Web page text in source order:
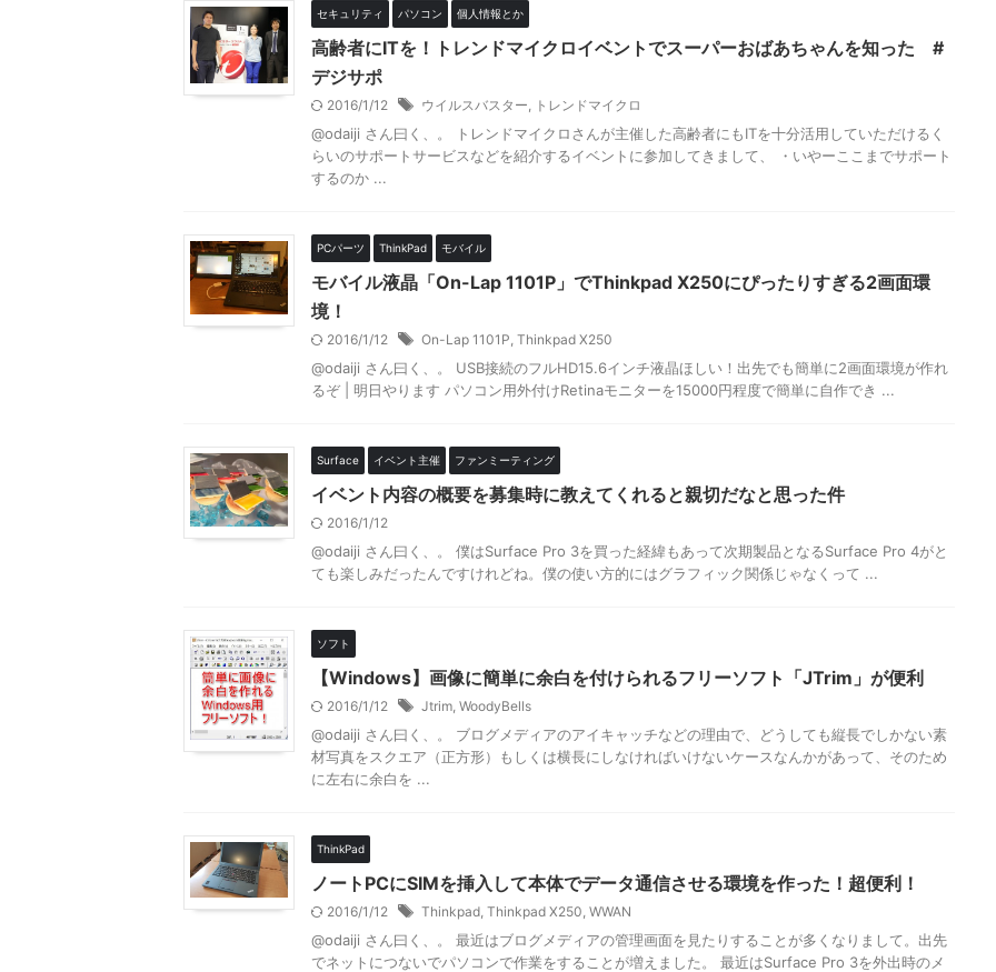
セキュリティ パソコン 個人情報とか
高齢者にITを！トレンドマイクロイベントでスーパーおばあちゃんを知った #
デジサポ
2016/1/12 ウイルスバスター, トレンドマイクロ
@odaiji さん曰く、。 トレンドマイクロさんが主催した高齢者にもITを十分活用していただけるく
らいのサポートサービスなどを紹介するイベントに参加してきまして、 ・いやーここまでサポート
するのか ...
PCパーツ ThinkPad モバイル
モバイル液晶「On-Lap 1101P」でThinkpad X250にぴったりすぎる2画面環
境！
2016/1/12 On-Lap 1101P, Thinkpad X250
@odaiji さん曰く、。 USB接続のフルHD15.6インチ液晶ほしい！出先でも簡単に2画面環境が作れ
るぞ | 明日やります パソコン用外付けRetinaモニターを15000円程度で簡単に自作でき ...
Surface イベント主催 ファンミーティング
イベント内容の概要を募集時に教えてくれると親切だなと思った件
2016/1/12
@odaiji さん曰く、。 僕はSurface Pro 3を買った経緯もあって次期製品となるSurface Pro 4がと
ても楽しみだったんですけれどね。僕の使い方的にはグラフィック関係じゃなくって ...
ソフト
【Windows】画像に簡単に余白を付けられるフリーソフト「JTrim」が便利
2016/1/12 Jtrim, WoodyBells
@odaiji さん曰く、。 ブログメディアのアイキャッチなどの理由で、どうしても縦長でしかない素
材写真をスクエア（正方形）もしくは横長にしなければいけないケースなんかがあって、そのため
に左右に余白を ...
ThinkPad
ノートPCにSIMを挿入して本体でデータ通信させる環境を作った！超便利！
2016/1/12 Thinkpad, Thinkpad X250, WWAN
@odaiji さん曰く、。 最近はブログメディアの管理画面を見たりすることが多くなりまして。出先
でネットにつないでパソコンで作業をすることが増えました。 最近はSurface Pro 3を外出時のメ